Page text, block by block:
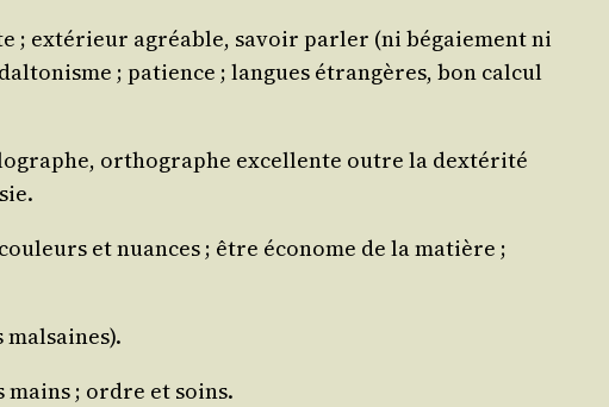
; exté­rieur agréable, savoir par­ler (ni bégaie­ment ni
; patience ; langues étran­gères, bon cal­cul
ortho­graphe excel­lente outre la dex­té­ri­té
et nuances ; être éco­nome de la matière ;
; ordre et soins.